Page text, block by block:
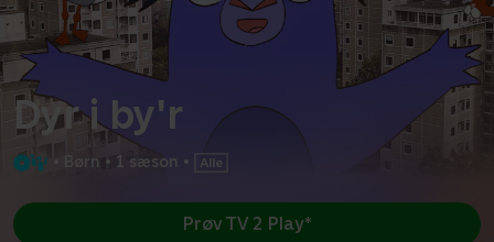
Dyr i by'r
• Børn • 1 sæson •
Prøv TV 2 Play*